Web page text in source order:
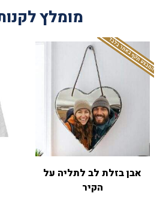
מומלץ
המבצע תקף באתר בלבד
אבן בזלת לב לתליה על
הקיר